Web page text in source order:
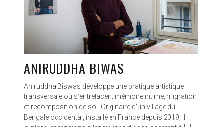
ANIRUDDHA BIWAS
Aniruddha Biswas développe une pratique artistique
transversale où s’entrelacent mémoire intime, migration
et recomposition de soi. Originaire d’un village du
Bengale occidental, installé en France depuis 2019, il